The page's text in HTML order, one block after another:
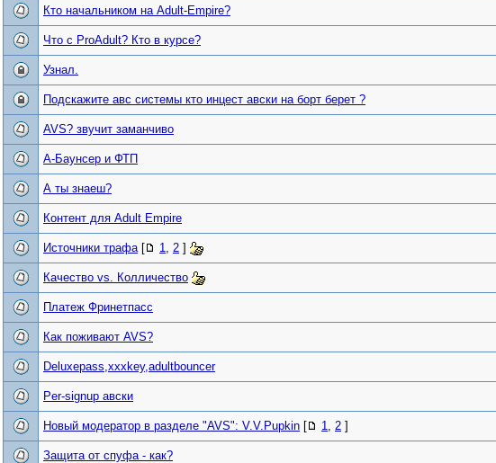
Кто начальником на Adult-Empire?
Что с ProAdult? Кто в курсе?
Узнал.
Подскажите авс системы кто инцест авски на борт берет ?
AVS? звучит заманчиво
А-Баунсер и ФТП
А ты знаеш?
Контент для Adult Empire
Источники трафа [ 1, 2 ]
Качество vs. Колличество
Платеж Фринетпасс
Как поживают AVS?
Deluxepass,xxxkey,adultbouncer
Per-signup авски
Новый модератор в разделе "AVS": V.V.Pupkin [ 1, 2 ]
Защита от спуфа - как?